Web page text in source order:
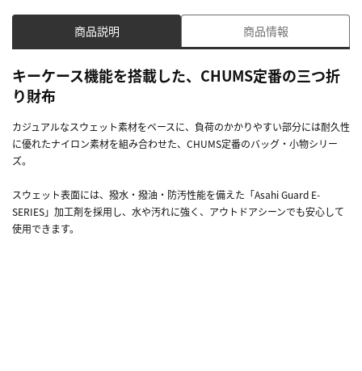
商品説明 商品情報
キーケース機能を搭載した、CHUMS定番の三つ折
り財布
カジュアルなスウェット素材をベースに、負荷のかかりやすい部分には耐久性
に優れたナイロン素材を組み合わせた、CHUMS定番のバッグ・小物シリー
ズ。
スウェット表面には、撥水・撥油・防汚性能を備えた「Asahi Guard E-
SERIES」加工剤を採用し、水や汚れに強く、アウトドアシーンでも安心して
使用できます。